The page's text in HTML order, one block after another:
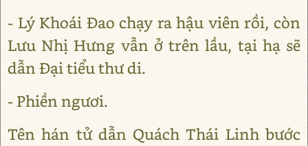
- Lý Khoái Đao chạy ra hậu viên rồi, còn
Lưu Nhị Hưng vẫn ở trên lầu, tại hạ sẽ
dẫn Đại tiểu thư di.
- Phiền ngươi.
Tên hán tử dẫn Quách Thái Linh bước